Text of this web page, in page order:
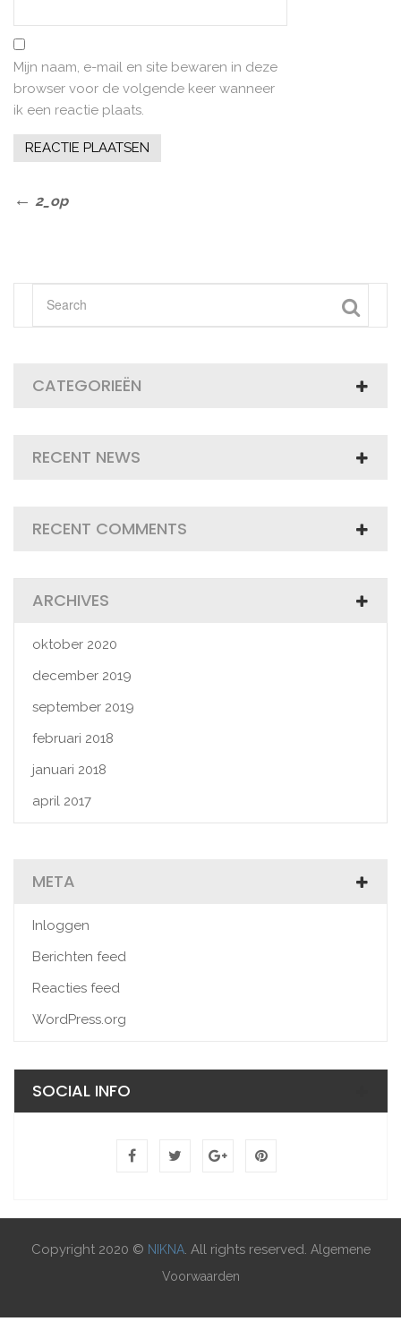
Mijn naam, e-mail en site bewaren in deze
browser voor de volgende keer wanneer
ik een reactie plaats.
Bericht
Previous
2_op
CATEGORIEËN
RECENT NEWS
RECENT COMMENTS
ARCHIVES
oktober 2020
december 2019
september 2019
februari 2018
januari 2018
april 2017
META
Inloggen
Berichten feed
Reacties feed
WordPress.org
SOCIAL INFO
Copyright 2020 © NIKNA. All rights reserved. Algemene
Voorwaarden